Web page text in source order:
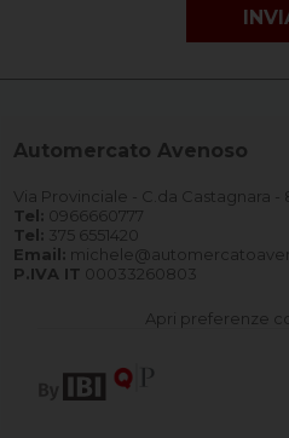
Automercato Avenoso
Via Provinciale - C.da Castagnara -
Tel: 0966660777
Tel: 375 6551420
Email:
P.IVA IT 00033260803
Apri preferenze